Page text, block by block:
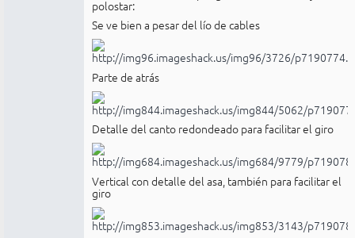
polostar:
Se ve bien a pesar del lío de cables
Parte de atrás
Detalle del canto redondeado para facilitar el giro
Vertical con detalle del asa, también para facilitar el
giro